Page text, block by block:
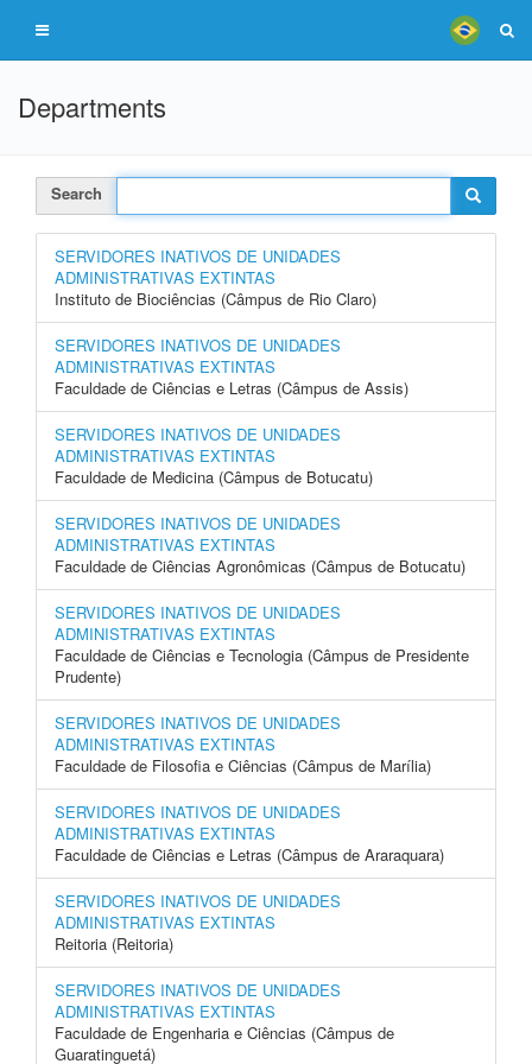
Departments
Search
SERVIDORES INATIVOS DE UNIDADES
ADMINISTRATIVAS EXTINTAS
Instituto de Biociências (Câmpus de Rio Claro)
SERVIDORES INATIVOS DE UNIDADES
ADMINISTRATIVAS EXTINTAS
Faculdade de Ciências e Letras (Câmpus de Assis)
SERVIDORES INATIVOS DE UNIDADES
ADMINISTRATIVAS EXTINTAS
Faculdade de Medicina (Câmpus de Botucatu)
SERVIDORES INATIVOS DE UNIDADES
ADMINISTRATIVAS EXTINTAS
Faculdade de Ciências Agronômicas (Câmpus de Botucatu)
SERVIDORES INATIVOS DE UNIDADES
ADMINISTRATIVAS EXTINTAS
Faculdade de Ciências e Tecnologia (Câmpus de Presidente
Prudente)
SERVIDORES INATIVOS DE UNIDADES
ADMINISTRATIVAS EXTINTAS
Faculdade de Filosofia e Ciências (Câmpus de Marília)
SERVIDORES INATIVOS DE UNIDADES
ADMINISTRATIVAS EXTINTAS
Faculdade de Ciências e Letras (Câmpus de Araraquara)
SERVIDORES INATIVOS DE UNIDADES
ADMINISTRATIVAS EXTINTAS
Reitoria (Reitoria)
SERVIDORES INATIVOS DE UNIDADES
ADMINISTRATIVAS EXTINTAS
Faculdade de Engenharia e Ciências (Câmpus de
Guaratinguetá)